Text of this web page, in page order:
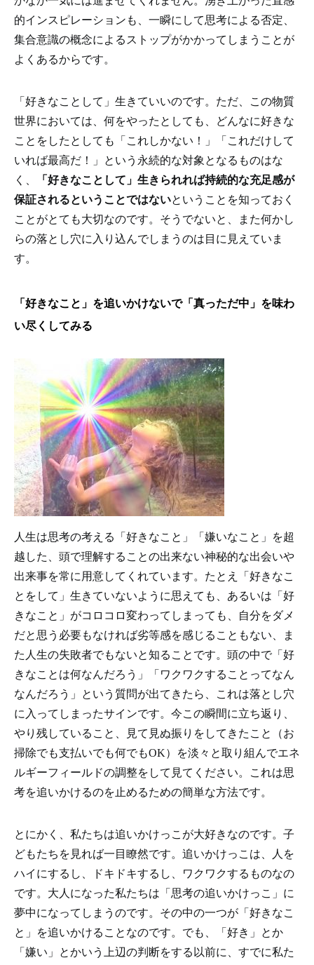
的インスピレーションも、一瞬にして思考による否定、
集合意識の概念によるストップがかかってしまうことが
よくあるからです。
「好きなことして」生きていいのです。ただ、この物質
世界においては、何をやったとしても、どんなに好きな
ことをしたとしても「これしかない！」「これだけして
いれば最高だ！」という永続的な対象となるものはな
く、
「好きなことして」生きられれば持続的な充足感が
保証されるということではないということを知っておく
ことがとても大切なのです。そうでないと、また何かし
らの落とし穴に入り込んでしまうのは目に見えていま
す。
「好きなこと」を追いかけないで「真っただ中」を味わ
い尽くしてみる
人生は思考の考える「好きなこと」「嫌いなこと」を超
越した、頭で理解することの出来ない神秘的な出会いや
出来事を常に用意してくれています。たとえ「好きなこ
とをして」生きていないように思えても、あるいは「好
きなこと」がコロコロ変わってしまっても、自分をダメ
だと思う必要もなければ劣等感を感じることもない、ま
た人生の失敗者でもないと知ることです。頭の中で「好
きなことは何なんだろう」「ワクワクすることってなん
なんだろう」という質問が出てきたら、これは落とし穴
に入ってしまったサインです。今この瞬間に立ち返り、
やり残していること、見て見ぬ振りをしてきたこと（お
掃除でも支払いでも何でもOK）を淡々と取り組んでエネ
ルギーフィールドの調整をして見てください。これは思
考を追いかけるのを止めるための簡単な方法です。
とにかく、私たちは追いかけっこが大好きなのです。子
どもたちを見れば一目瞭然です。追いかけっこは、人を
ハイにするし、ドキドキするし、ワクワクするものなの
です。大人になった私たちは「思考の追いかけっこ」に
夢中になってしまうのです。その中の一つが「好きなこ
と」を追いかけることなのです。でも、「好き」とか
「嫌い」とかいう上辺の判断をする以前に、すでに私た